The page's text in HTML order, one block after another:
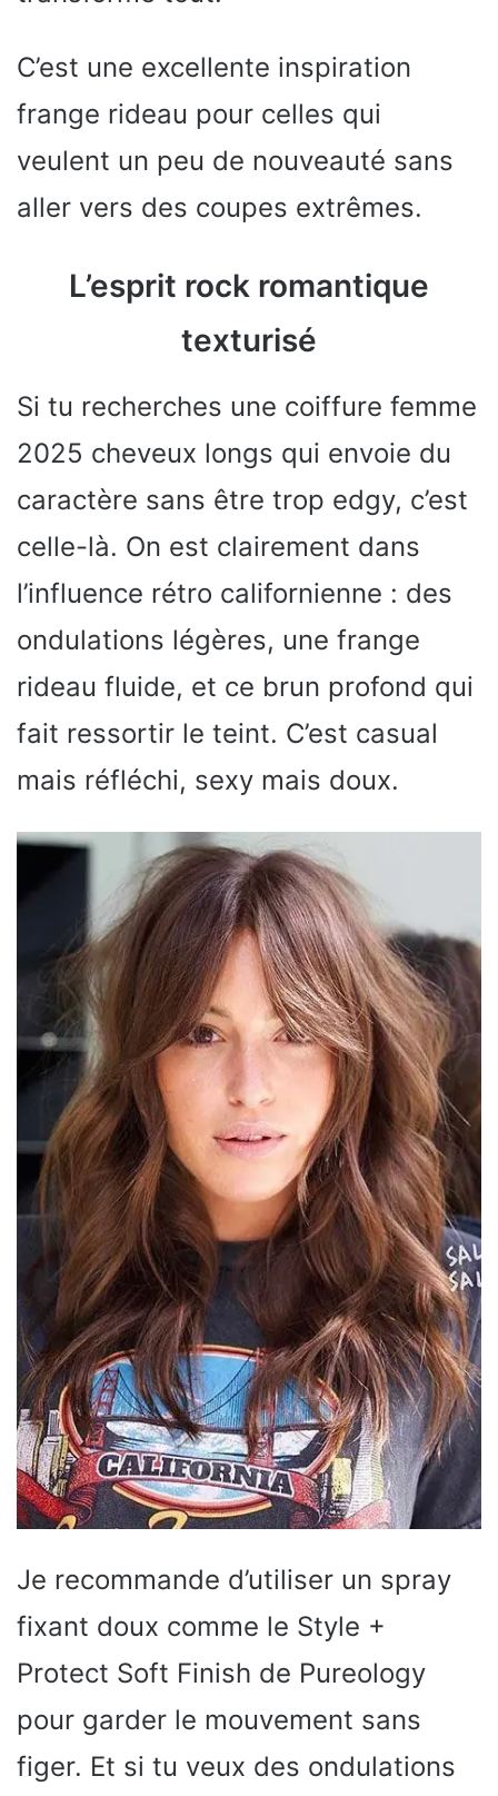
C’est une excellente inspiration
frange rideau pour celles qui
veulent un peu de nouveauté sans
aller vers des coupes extrêmes.
L’esprit rock romantique
texturisé
Si tu recherches une coiffure femme
2025 cheveux longs qui envoie du
caractère sans être trop edgy, c’est
celle-là. On est clairement dans
l’influence rétro californienne : des
ondulations légères, une frange
rideau fluide, et ce brun profond qui
fait ressortir le teint. C’est casual
mais réfléchi, sexy mais doux.
Je recommande d’utiliser un spray
fixant doux comme le Style +
Protect Soft Finish de Pureology
pour garder le mouvement sans
figer. Et si tu veux des ondulations